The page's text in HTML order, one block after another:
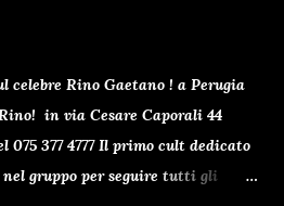
Rino Gaetano ! a Perugia
in via Cesare Caporali 44
075 377 4777 Il primo cult dedicato
gruppo per seguire tutti gli